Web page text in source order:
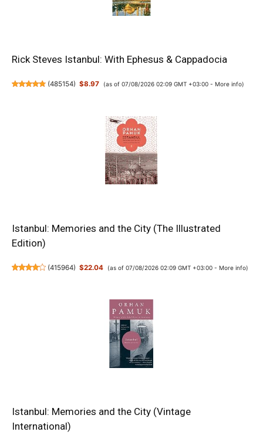
Rick Steves Istanbul: With Ephesus & Cappadocia
(485154) $8.97 (as of 07/08/2026 02:09 GMT +03:00 - More info)
Istanbul: Memories and the City (The Illustrated
Edition)
(415964) $22.04 (as of 07/08/2026 02:09 GMT +03:00 - More info)
Istanbul: Memories and the City (Vintage
International)